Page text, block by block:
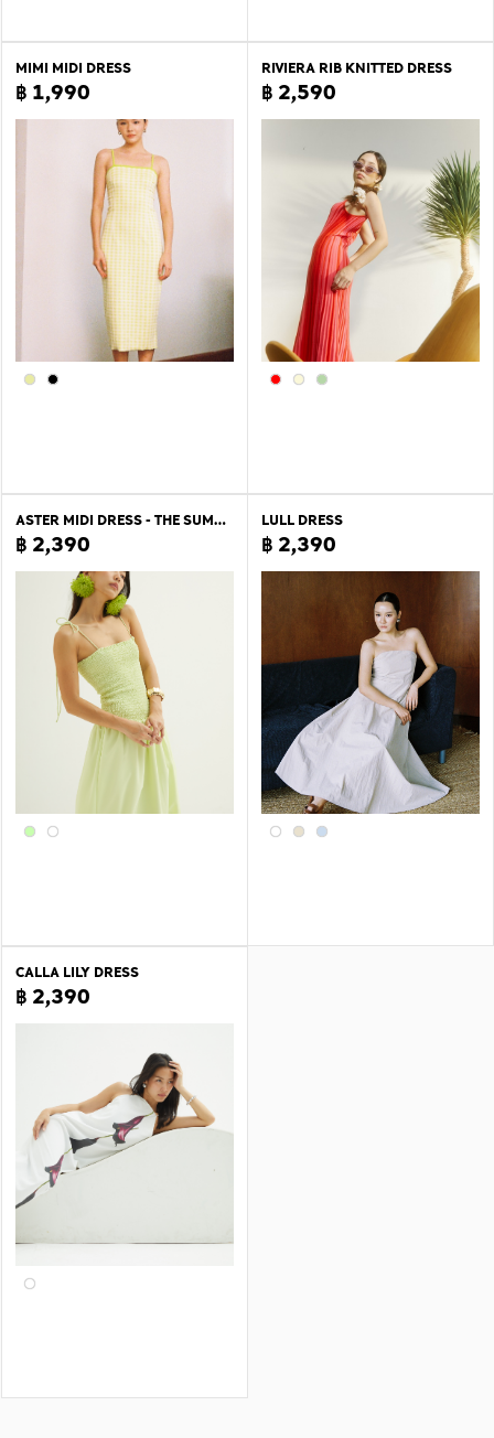
MIMI MIDI DRESS
฿ 1,990
RIVIERA RIB KNITTED DRESS
฿ 2,590
ASTER MIDI DRESS - THE SUMMER PROJECT
฿ 2,390
LULL DRESS
฿ 2,390
CALLA LILY DRESS
฿ 2,390